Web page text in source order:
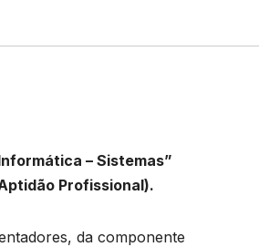
– Sistemas”
Profissional).
da componente